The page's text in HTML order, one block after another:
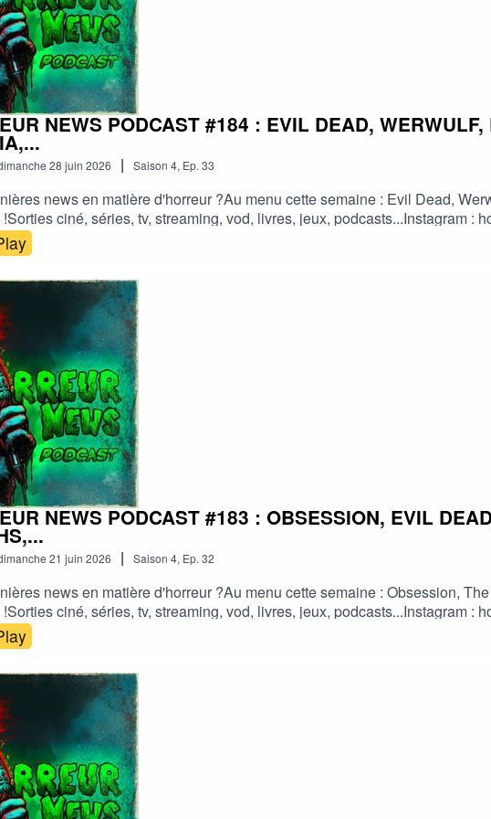
NEWS PODCAST #184 : EVIL DEAD,
28 juin 2026 | Saison 4, Ep. 33
news en matière d'horreur ?Au menu cette semaine : Evil Dead,
ciné, séries, tv, streaming, vod, livres, jeux, podcasts...Instagram :
soutenir via Tipeee : https://fr.tipeee.com/horreur-news-podcast/Bonne
#horreurfrance #film #horreur #PodcastAddict #PodcastHorreur
NEWS PODCAST #183 : OBSESSION, EVIL
21 juin 2026 | Saison 4, Ep. 32
news en matière d'horreur ?Au menu cette semaine : Obsession,
ciné, séries, tv, streaming, vod, livres, jeux, podcasts...Instagram :
soutenir via Tipeee : https://fr.tipeee.com/horreur-news-podcast/Bonne
#horreurfrance #film #horreur #PodcastAddict #PodcastHorreur